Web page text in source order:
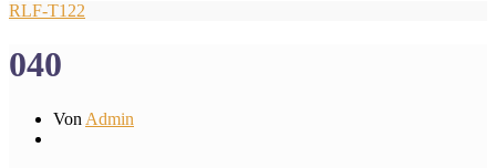
RLF-T122
040
Von Admin